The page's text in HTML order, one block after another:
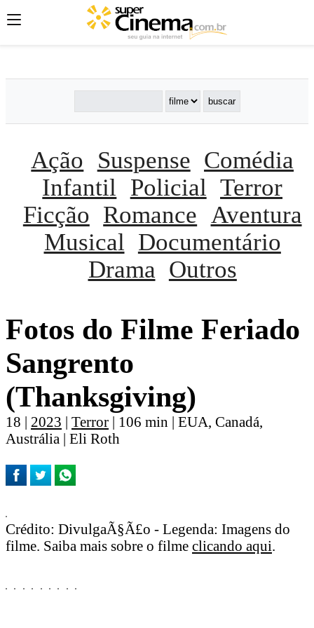
';';
Ação Suspense Comédia
Infantil
Policial Terror
Ficção Romance Aventura
Musical
Documentário
Drama Outros
Fotos do Filme Feriado
Sangrento
(Thanksgiving)
18 | 2023 | Terror | 106 min | EUA, Canadá,
Austrália | Eli Roth
Crédito: DivulgaÃ§Ã£o - Legenda: Imagens do
filme. Saiba mais sobre o filme clicando aqui.